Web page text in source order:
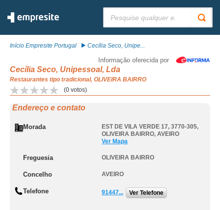
Início Empresite Portugal Cecília Seco, Unipe...
Informação oferecida por
Cecília Seco, Unipessoal, Lda
Restaurantes tipo tradicional, OLIVEIRA BAIRRO
(0 votos)
Endereço e contato
Morada EST DE VILA VERDE 17, 3770-305,
OLIVEIRA BAIRRO, AVEIRO
Ver Mapa
Freguesia OLIVEIRA BAIRRO
Concelho AVEIRO
Telefone 91447... Ver Telefone